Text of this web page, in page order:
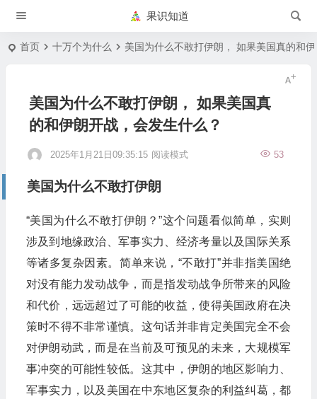
果识知道
首页 十万个为什么 美国为什么不敢打伊朗， 如果美国真的和
美国为什么不敢打伊朗， 如果美国真
的和伊朗开战，会发生什么？
2025年1月21日09:35:15 53
阅读模式
美国为什么不敢打伊朗
“美国为什么不敢打伊朗？”这个问题看似简单，实则
涉及到地缘政治、军事实力、经济考量以及国际关系
等诸多复杂因素。简单来说，“不敢打”并非指美国绝
对没有能力发动战争，而是指发动战争所带来的风险
和代价，远远超过了可能的收益，使得美国政府在决
策时不得不非常谨慎。这句话并非肯定美国完全不会
对伊朗动武，而是在当前及可预见的未来，大规模军
事冲突的可能性较低。这其中，伊朗的地区影响力、
军事实力，以及美国在中东地区复杂的利益纠葛，都